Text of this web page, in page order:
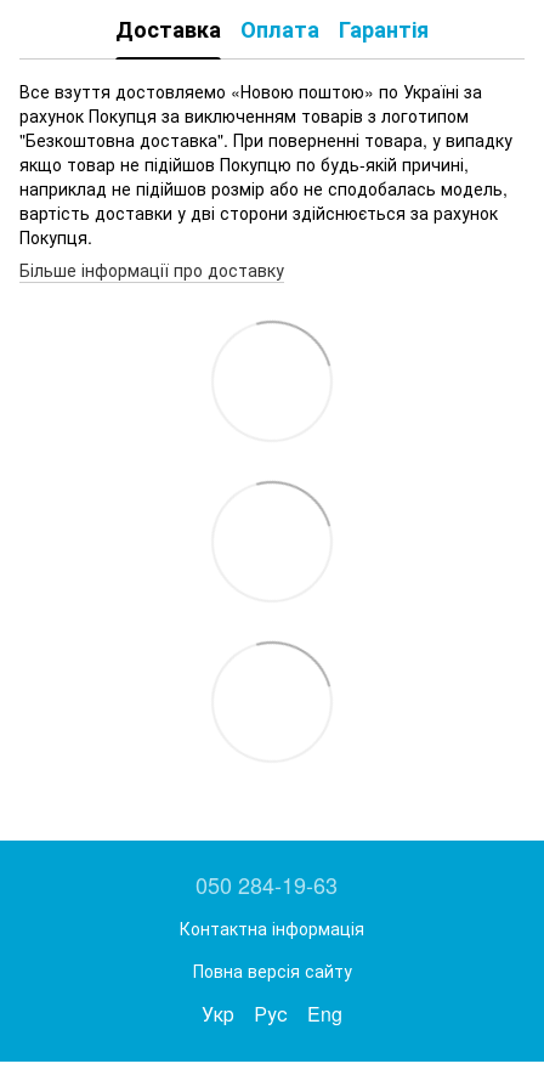
Доставка Оплата Гарантія
Все взуття достовляемо «Новою поштою» по Україні за
рахунок Покупця за виключенням товарів з логотипом
"Безкоштовна доставка". При поверненні товара, у випадку
якщо товар не підійшов Покупцю по будь-якій причині,
наприклад не підійшов розмір або не сподобалась модель,
вартість доставки у дві сторони здійснюється за рахунок
Покупця.
Більше інформації про доставку
050 284-19-63
Контактна інформація
Повна версія сайту
Укр Рус Eng